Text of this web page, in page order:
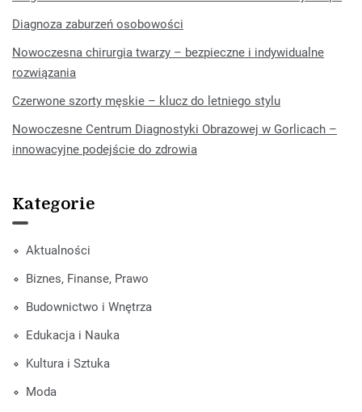
Diagnoza zaburzeń osobowości
Nowoczesna chirurgia twarzy – bezpieczne i indywidualne
rozwiązania
Czerwone szorty męskie – klucz do letniego stylu
Nowoczesne Centrum Diagnostyki Obrazowej w Gorlicach –
innowacyjne podejście do zdrowia
Kategorie
Aktualności
Biznes, Finanse, Prawo
Budownictwo i Wnętrza
Edukacja i Nauka
Kultura i Sztuka
Moda